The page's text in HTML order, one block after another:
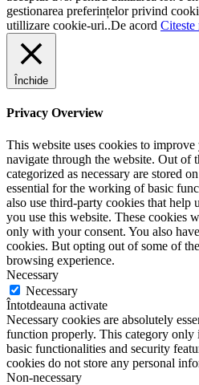
gestionarea preferințelor privind
utillizare cookie-uri..De acord Citeste
Închide
Privacy Overview
This website uses cookies to
navigate through the website. Out of
categorized as necessary are stored
essential for the working of basic
also use third-party cookies that help
you use this website. These cookies
only with your consent. You also
cookies. But opting out of some of
browsing experience.
Necessary
Necessary
Întotdeauna activate
Necessary cookies are absolutely
function properly. This category only
basic functionalities and security
cookies do not store any personal
Non-necessary